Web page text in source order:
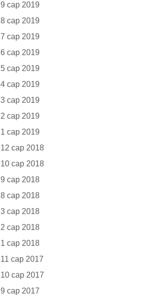
9 сар 2019
8 сар 2019
7 сар 2019
6 сар 2019
5 сар 2019
4 сар 2019
3 сар 2019
2 сар 2019
1 сар 2019
12 сар 2018
10 сар 2018
9 сар 2018
8 сар 2018
3 сар 2018
2 сар 2018
1 сар 2018
11 сар 2017
10 сар 2017
9 сар 2017